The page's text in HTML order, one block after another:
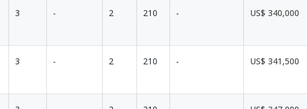
3 - 2 210 - US$ 340,000
3 - 2 210 - US$ 341,500